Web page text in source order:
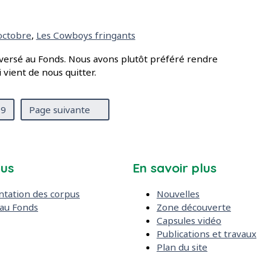
, Les Cowboys fringants
au Fonds. Nous avons plutôt préféré rendre
vient de nous quitter.
9 Page suivante
des corpus
Fonds
En savoir plus
Nouvelles
Zone découverte
Capsules vidéo
Publications et travaux
Plan du site